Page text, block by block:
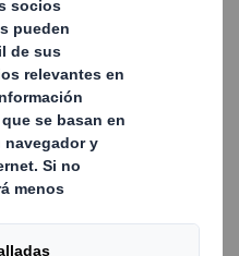
plástico